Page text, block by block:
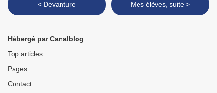
< Devanture Mes élèves, suite >
Hébergé par Canalblog
Top articles
Pages
Contact